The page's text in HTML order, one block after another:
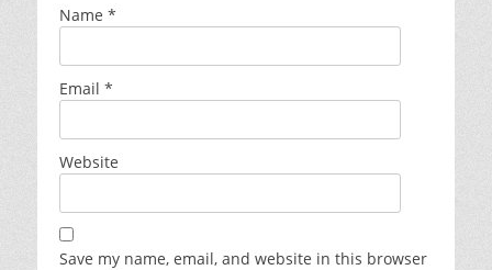
Name *
Email *
Website
Save my name, email, and website in this browser